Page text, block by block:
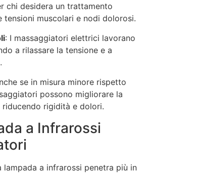
chi desidera un trattamento
muscolari e nodi dolorosi.
: I massaggiatori elettrici lavorano
a rilassare la tensione e a
se in misura minore rispetto
possono migliorare la
rigidità e dolori.
a Infrarossi
lampada a infrarossi penetra più in